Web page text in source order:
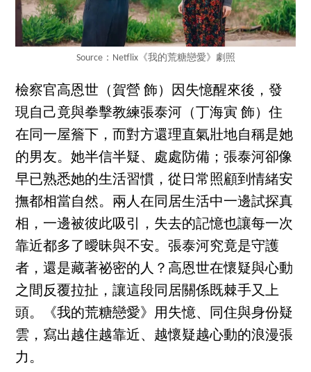
Source：Netflix《我的荒糖戀愛》劇照
檢察官高恩世（賀營 飾）因失憶醒來後，發
現自己竟與拳擊教練張泰河（丁海寅 飾）住
在同一屋簷下，而對方還理直氣壯地自稱是她
的男友。她半信半疑、處處防備；張泰河卻像
早已熟悉她的生活習慣，從日常照顧到情緒安
撫都相當自然。兩人在同居生活中一邊試探真
相，一邊被彼此吸引，失去的記憶也讓每一次
靠近都多了曖昧與不安。張泰河究竟是守護
者，還是藏著祕密的人？高恩世在懷疑與心動
之間反覆拉扯，讓這段同居關係既棘手又上
頭。《我的荒糖戀愛》用失憶、同住與身份疑
雲，寫出越住越靠近、越懷疑越心動的浪漫張
力。